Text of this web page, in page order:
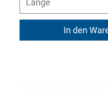
In den